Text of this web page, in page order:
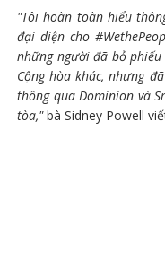
"Tôi hoàn toàn hiểu
đại diện cho
những người đã bỏ phiếu
Cộng hòa khác, nhưng
thông qua Dominion và
tòa,"bà Sidney Powell